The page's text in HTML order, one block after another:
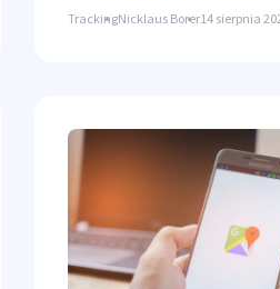
TrackingNicklaus Borer14 sierpnia
ten artykuł